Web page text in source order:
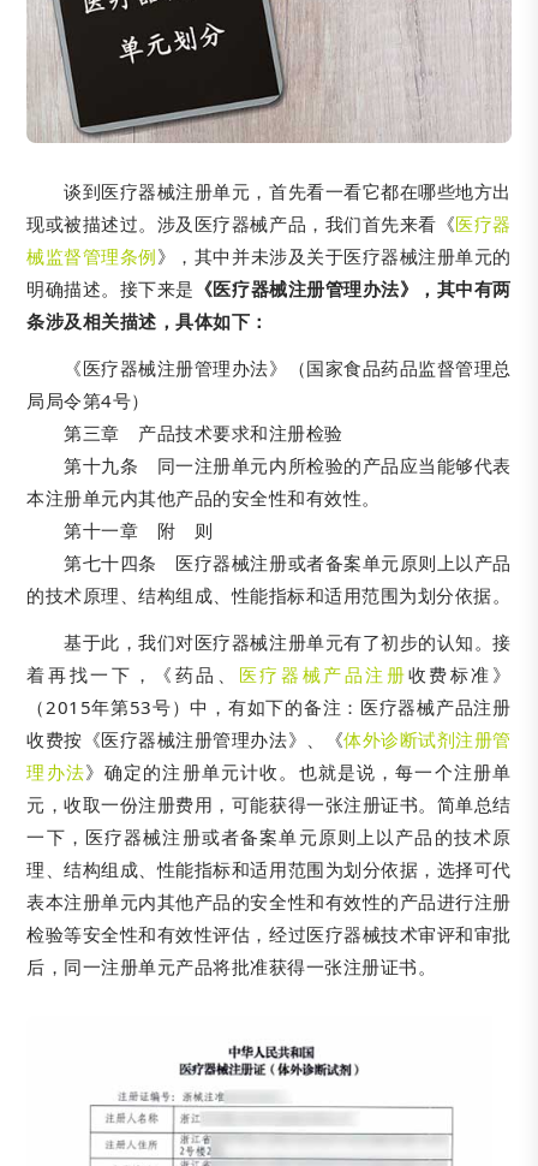
谈到医疗器械注册单元，首先看一看它都在哪些地方出
现或被描述过。涉及医疗器械产品，我们首先来看《医疗器
械监督管理条例》，其中并未涉及关于医疗器械注册单元的
明确描述。接下来是 《医疗器械注册管理办法》，其中有两
条涉及相关描述，具体如下：
《医疗器械注册管理办法》（国家食品药品监督管理总
局局令第4号）
第三章 产品技术要求和注册检验
第十九条 同一注册单元内所检验的产品应当能够代表
本注册单元内其他产品的安全性和有效性。
第十一章 附 则
第七十四条 医疗器械注册或者备案单元原则上以产品
的技术原理、结构组成、性能指标和适用范围为划分依据。
基于此，我们对医疗器械注册单元有了初步的认知。接
着再找一下，《药品、 医疗器械产品注册收费标准》
（2015年第53号）中，有如下的备注：医疗器械产品注册
收费按《医疗器械注册管理办法》、《体外诊断试剂注册管
理办法》确定的注册单元计收。也就是说，每一个注册单
元，收取一份注册费用，可能获得一张注册证书。简单总结
一下，医疗器械注册或者备案单元原则上以产品的技术原
理、结构组成、性能指标和适用范围为划分依据，选择可代
表本注册单元内其他产品的安全性和有效性的产品进行注册
检验等安全性和有效性评估，经过医疗器械技术审评和审批
后，同一注册单元产品将批准获得一张注册证书。